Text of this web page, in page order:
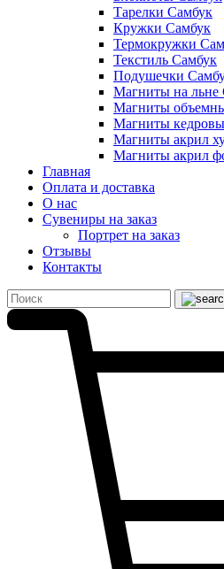
Тарелки Самбук
Кружки Самбук
Термокружки
Текстиль Самбук
Подушечки
Магниты на льне
Магниты
Магниты
Магниты акрил
Магниты акрил
Главная
Оплата и доставка
О нас
Сувениры на заказ
Портрет на заказ
Отзывы
Контакты